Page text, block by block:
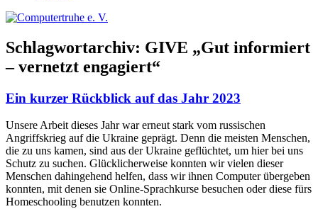
Schlagwortarchiv: GIVE „Gut informiert
– vernetzt engagiert“
Ein kurzer Rückblick auf das Jahr 2023
Unsere Arbeit dieses Jahr war erneut stark vom russischen
Angriffskrieg auf die Ukraine geprägt. Denn die meisten Menschen,
die zu uns kamen, sind aus der Ukraine geflüchtet, um hier bei uns
Schutz zu suchen. Glücklicherweise konnten wir vielen dieser
Menschen dahingehend helfen, dass wir ihnen Computer übergeben
konnten, mit denen sie Online-Sprachkurse besuchen oder diese fürs
Homeschooling benutzen konnten.